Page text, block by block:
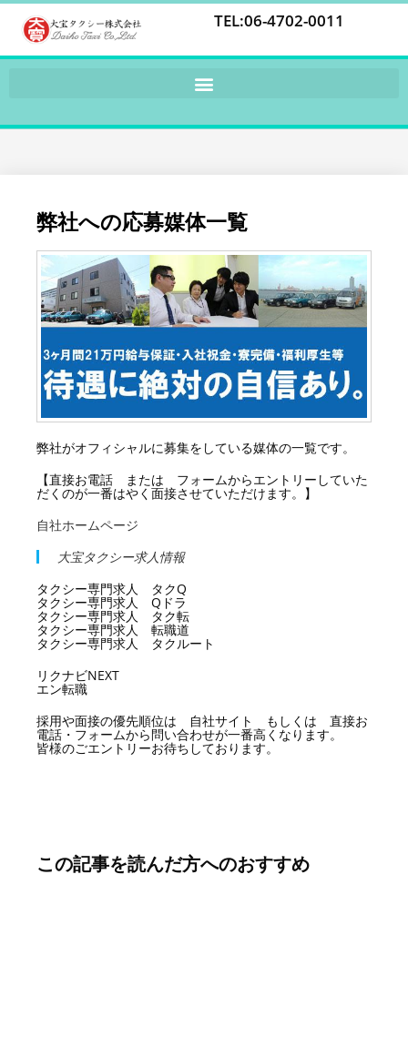
TEL:06-4702-0011
弊社への応募媒体一覧
弊社がオフィシャルに募集をしている媒体の一覧です。
【直接お電話 または フォームからエントリーしていた
だくのが一番はやく面接させていただけます。】
自社ホームページ
大宝タクシー求人情報
タクシー専門求人 タクQ
タクシー専門求人 Qドラ
タクシー専門求人 タク転
タクシー専門求人 転職道
タクシー専門求人 タクルート
リクナビNEXT
エン転職
採用や面接の優先順位は 自社サイト もしくは 直接お
電話・フォームから問い合わせが一番高くなります。
皆様のごエントリーお待ちしております。
この記事を読んだ方へのおすすめ